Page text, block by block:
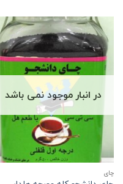
در انبار موجود نمی باشد
چاي